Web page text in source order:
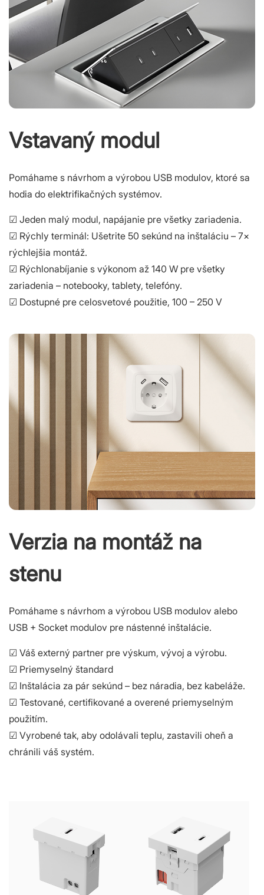
Vstavaný modul
Pomáhame s návrhom a výrobou USB modulov, ktoré sa
hodia do elektrifikačných systémov.
☑ Jeden malý modul, napájanie pre všetky zariadenia.
☑ Rýchly terminál: Ušetrite 50 sekúnd na inštaláciu – 7×
rýchlejšia montáž.
☑ Rýchlonabíjanie s výkonom až 140 W pre všetky
zariadenia – notebooky, tablety, telefóny.
☑ Dostupné pre celosvetové použitie, 100 – 250 V
Verzia na montáž na
stenu
Pomáhame s návrhom a výrobou USB modulov alebo
USB + Socket modulov pre nástenné inštalácie.
☑ Váš externý partner pre výskum, vývoj a výrobu.
☑ Priemyselný štandard
☑ Inštalácia za pár sekúnd – bez náradia, bez kabeláže.
☑ Testované, certifikované a overené priemyselným
použitím.
☑ Vyrobené tak, aby odolávali teplu, zastavili oheň a
chránili váš systém.